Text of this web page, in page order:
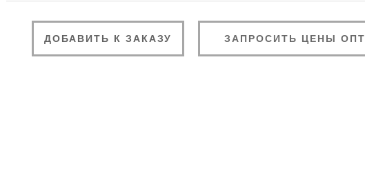
ЗАПРОСИТЬ ЦЕНЫ ОПТ